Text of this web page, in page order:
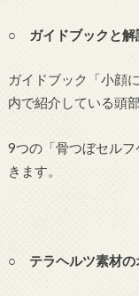
○ ガイドブックと解
ガイドブック「小顔
内で紹介している頭
9つの「骨つぼセル
きます。
○ テラヘルツ素材の